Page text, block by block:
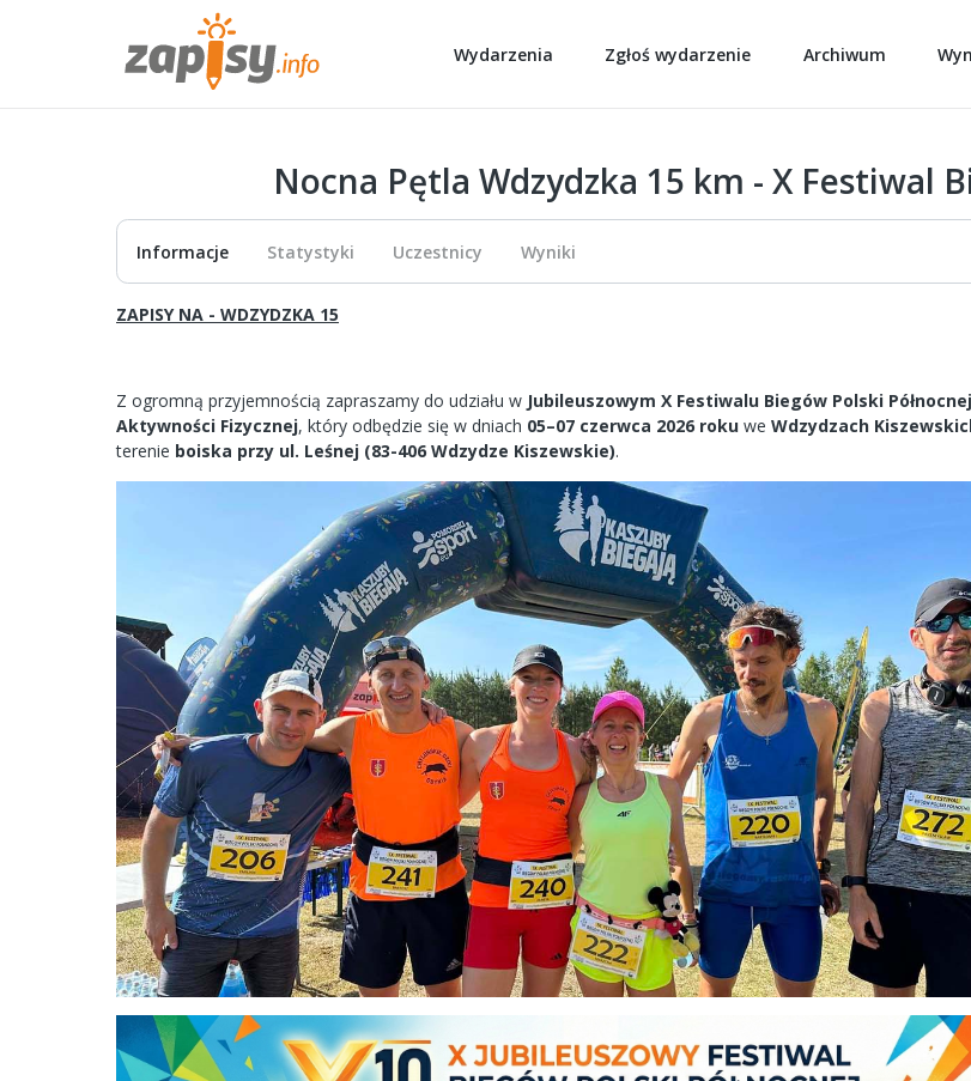
Wydarzenia Zgłoś wydarzenie Archiwum
Nocna Pętla Wdzydzka 15 km - X Festiwal
Informacje Statystyki Uczestnicy Wyniki
ZAPISY NA - WDZYDZKA 15
Z ogromną przyjemnością zapraszamy do udziału w Jubileuszowym X Festiwalu Biegów Polski
Aktywności Fizycznej, który odbędzie się w dniach 05–07 czerwca 2026 roku we Wdzydzach
terenie boiska przy ul. Leśnej (83-406 Wdzydze Kiszewskie).